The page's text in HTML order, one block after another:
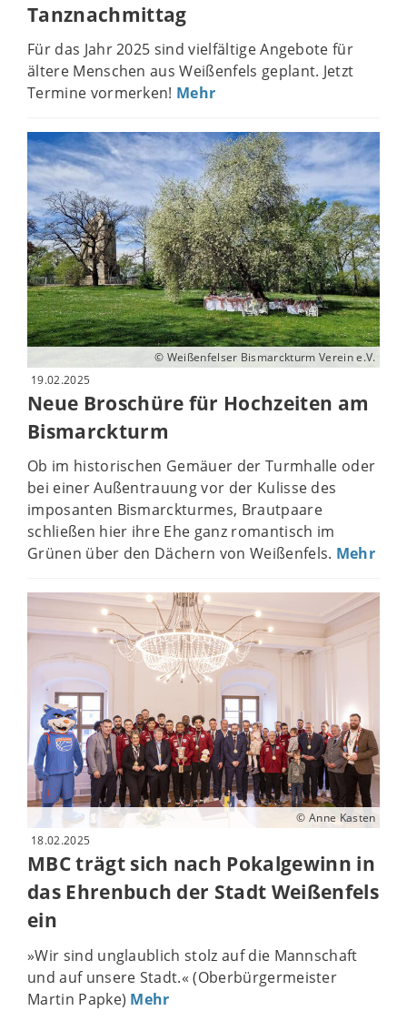
Tanznachmittag
Für das Jahr 2025 sind vielfältige Angebote für
ältere Menschen aus Weißenfels geplant. Jetzt
Termine vormerken! Mehr
© Weißenfelser Bismarckturm Verein e.V.
19.02.2025
Neue Broschüre für Hochzeiten am
Bismarckturm
Ob im historischen Gemäuer der Turmhalle oder
bei einer Außentrauung vor der Kulisse des
imposanten Bismarckturmes, Brautpaare
schließen hier ihre Ehe ganz romantisch im
Grünen über den Dächern von Weißenfels. Mehr
© Anne Kasten
18.02.2025
MBC trägt sich nach Pokalgewinn in
das Ehrenbuch der Stadt Weißenfels
ein
»Wir sind unglaublich stolz auf die Mannschaft
und auf unsere Stadt.« (Oberbürgermeister
Martin Papke) Mehr